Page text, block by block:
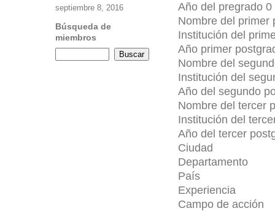
septiembre 8, 2016
Búsqueda de
miembros
Año del pregrado 0
Nombre del primer
Institución del
Año primer
Nombre del
Institución del
Año del segundo
Nombre del tercer
Institución del
Año del tercer
Ciudad
Departamento
País
Experiencia
Campo de acción